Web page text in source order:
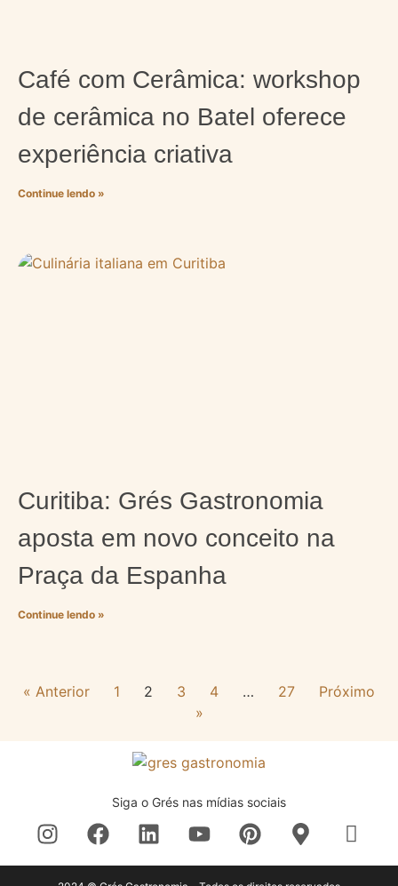
Café com Cerâmica: workshop
de cerâmica no Batel oferece
experiência criativa
Continue lendo »
Curitiba: Grés Gastronomia
aposta em novo conceito na
Praça da Espanha
Continue lendo »
« Anterior 1 2 3 4 … 27
Próximo
»
Siga o Grés nas mídias sociais